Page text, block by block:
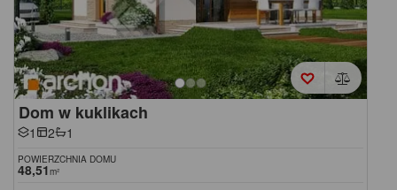
Dom w kuklikach
1 2 1
POWIERZCHNIA DOMU
48,51m²